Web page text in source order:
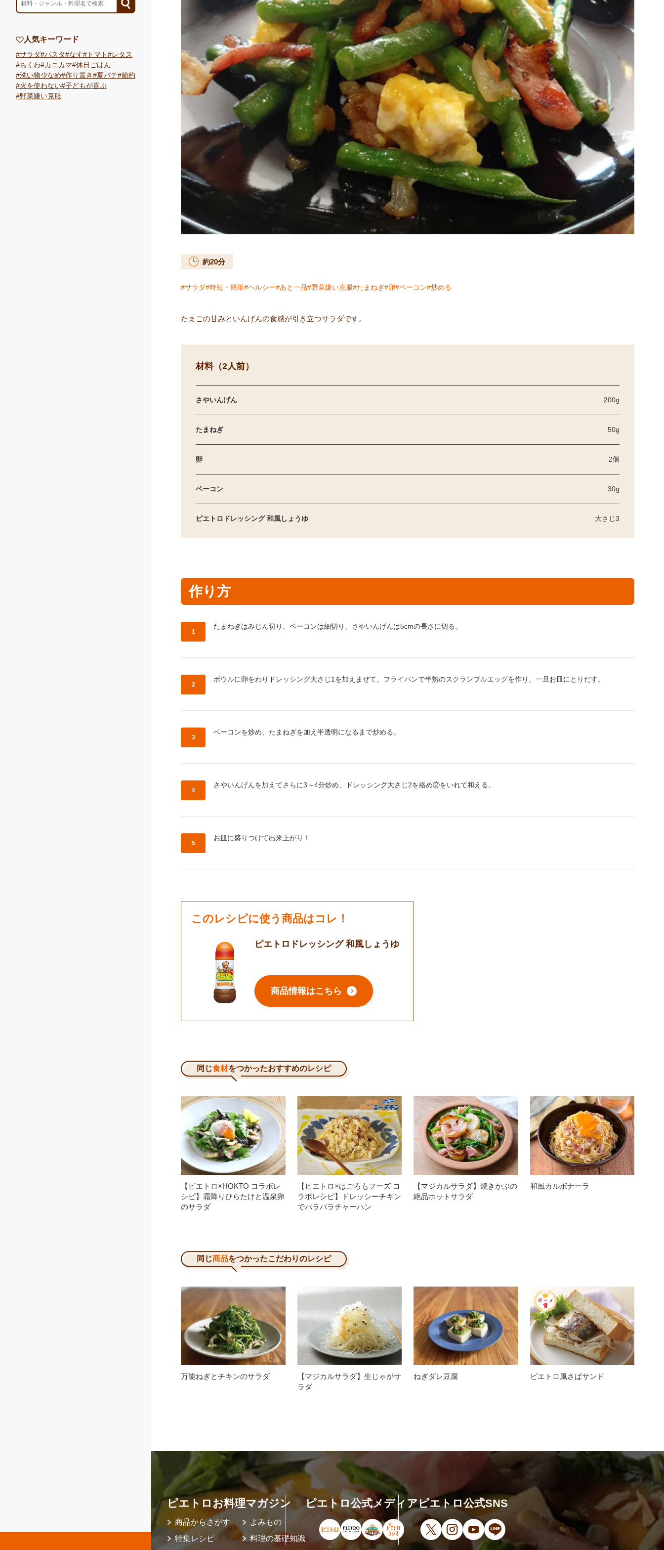
人気キーワード
サラダ パスタ なす トマト
レタス
ちくわ
カニカマ 休日ごはん
洗い物少なめ 作り置き 夏バテ 節約
火を使わない 子どもが喜ぶ
野菜嫌い克服
約20分
サラダ 時短・簡単 ヘルシー あと一品 野菜嫌い克服 たまねぎ 卵 ベーコン 炒める
たまごの甘みといんげんの食感が引き立つサラダです。
材料（2人前）
さやいんげん 200g
たまねぎ 50g
卵 2個
ベーコン 30g
ピエトロドレッシング 和風しょうゆ 大さじ3
作り方
作り方1：
たまねぎはみじん切り、ベーコンは細切り、さやいんげんは5cmの長さに切る。
作り方2：
ボウルに卵をわりドレッシング大さじ1を加えまぜて、フライパンで半熟のスクランブルエッグを作り、一旦お皿にとりだす。
作り方3：
ベーコンを炒め、たまねぎを加え半透明になるまで炒める。
作り方4：
さやいんげんを加えてさらに3～4分炒め、ドレッシング大さじ2を絡め②をいれて和える。
作り方5：
お皿に盛りつけて出来上がり！
このレシピに使う商品はコレ！
ピエトロドレッシング 和風しょうゆ
商品情報はこちら
同じ食材をつかったおすすめのレシピ
【ピエトロ×HOKTO コラボレ
シピ】霜降りひらたけと温泉卵
のサラダ
【ピエトロ×はごろもフーズ コ
ラボレシピ】ドレッシーチキン
でパラパラチャーハン
【マジカルサラダ】焼きかぶの
絶品ホットサラダ
和風カルボナーラ
同じ商品をつかったこだわりのレシピ
万能ねぎとチキンのサラダ
【マジカルサラダ】生じゃがサ
ラダ
ねぎダレ豆腐 ピエトロ風さばサンド
ピエトロお料理マガジン
商品からさがす
特集レシピ
よみもの
料理の基礎知識
ピエトロ公式メディア
ピエトロ公式サイト（新しいウィンドウで開きます）
ピエトロオンラインストア（新しいウィンドウで開きます）
ピエトロホームタウン（新しいウィンドウで開きます）
ピエトロラジオ（新しいウィンドウで開きます）
ピエトロ公式SNS
X（新しいウィンドウで開きます）
Instagram（新しいウィンドウで開きます）
YouTube（新しいウィンドウで開きます）
LINE（新しいウィンドウで開きます）